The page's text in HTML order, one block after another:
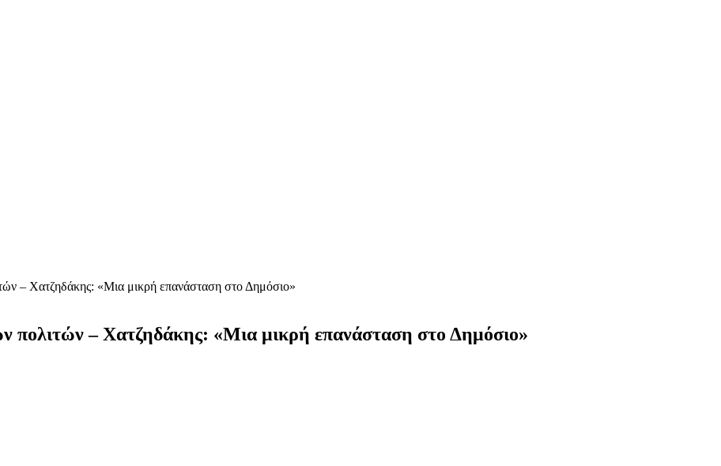
– Χατζηδάκης: «Μια μικρή επανάσταση στο Δημόσιο»
– Χατζηδάκης: «Μια μικρή επανάσταση στο Δημόσιο»